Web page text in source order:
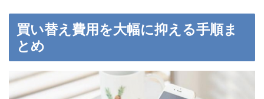
買い替え費用を大幅に抑える手順ま
とめ